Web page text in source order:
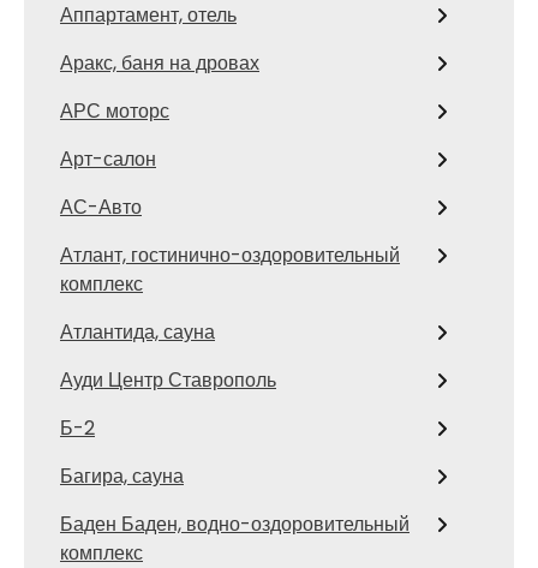
Аппартамент, отель
Аракс, баня на дровах
АРС моторс
Арт-салон
АС-Авто
Атлант, гостинично-оздоровительный
комплекс
Атлантида, сауна
Ауди Центр Ставрополь
Б-2
Багира, сауна
Баден Баден, водно-оздоровительный
комплекс